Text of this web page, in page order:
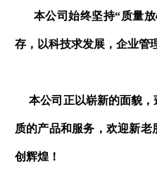
本公司始终坚持“质量放
存，以科技求发展，企业管
本公司正以崭新的面貌，
质的产品和服务，欢迎新
创辉煌！